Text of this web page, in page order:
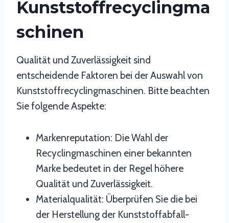
Kunststoffrecyclingma
Schinen
Qualität und Zuverlässigkeit sind
entscheidende Faktoren bei der Auswahl von
Kunststoffrecyclingmaschinen. Bitte beachten
Sie folgende Aspekte:
Markenreputation: Die Wahl der
Recyclingmaschinen einer bekannten
Marke bedeutet in der Regel höhere
Qualität und Zuverlässigkeit.
Materialqualität: Überprüfen Sie die bei
der Herstellung der Kunststoffabfall-